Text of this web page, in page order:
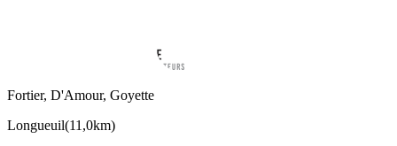
Fortier, D'Amour, Goyette
Longueuil(11,0km)